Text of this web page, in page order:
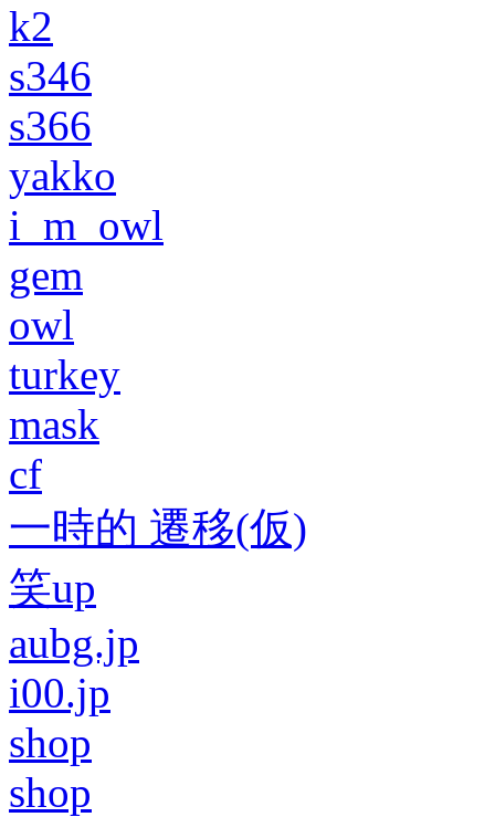
k2
s346
s366
yakko
i_m_owl
gem
owl
turkey
mask
cf
一時的 遷移(仮)
笑up
aubg.jp
i00.jp
shop
shop